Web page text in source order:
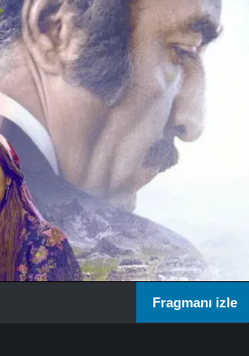
Fragmanı izle